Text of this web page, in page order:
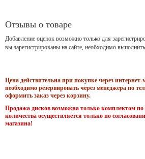
Отзывы о товаре
Добавление оценок возможно только для
вы зарегистрированы на сайте, необходимо
Цена действительна при покупке через
необходимо резервировать через менеджера по
оформить заказ через корзину.
Продажа дисков возможна только комплектом
количества осуществляется только по
магазина!